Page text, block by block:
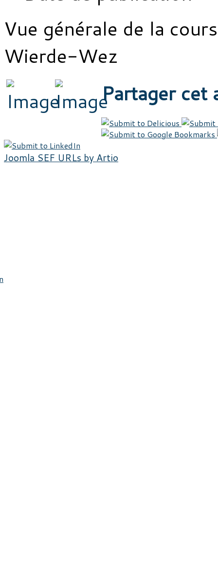
Vue générale de la
Wierde-Wez
Partager cet
Joomla SEF URLs by Artio